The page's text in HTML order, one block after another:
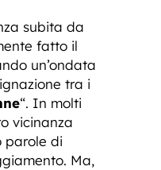
subita da
fatto il
un’ondata
tra i
“. In molti
vicinanza
parole di
Ma,